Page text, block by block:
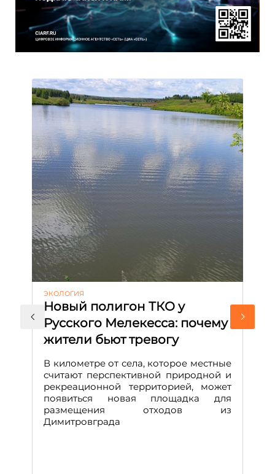
ЭКОЛОГИЯ
Новый полигон ТКО у
Русского Мелекесса: почему
жители бьют тревогу
В километре от села, которое местные
считают перспективной природной и
рекреационной территорией, может
появиться новая площадка для
размещения отходов из
Димитровграда